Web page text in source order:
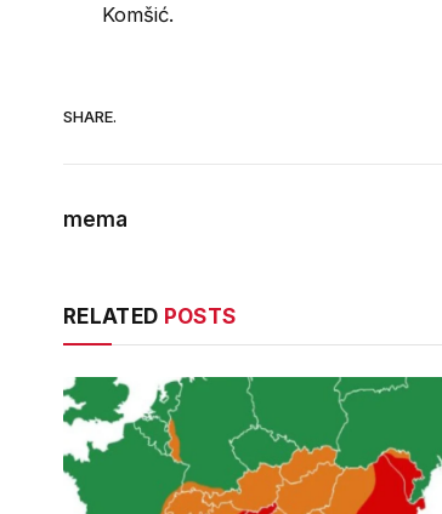
Komšić.
SHARE.
mema
RELATED POSTS